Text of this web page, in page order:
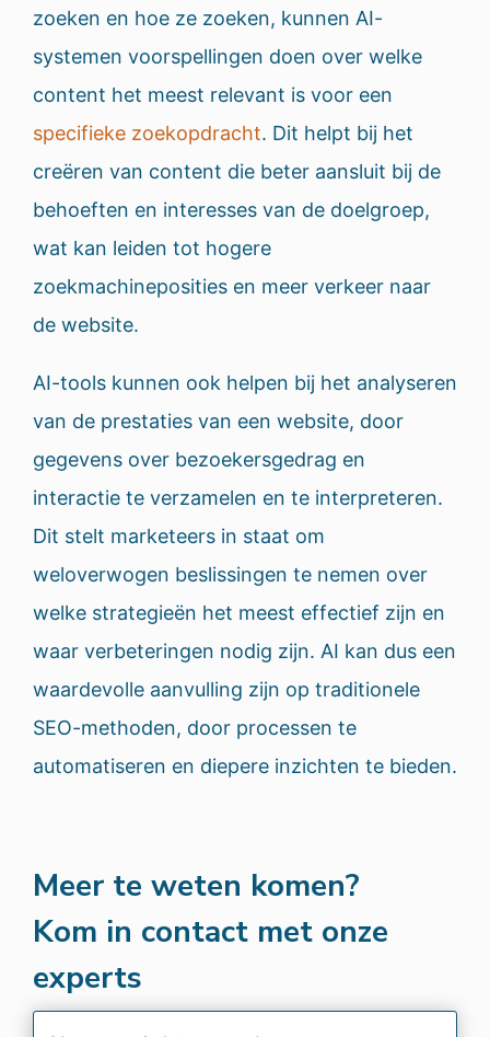
zoeken en hoe ze zoeken, kunnen AI-
systemen voorspellingen doen over welke
content het meest relevant is voor een
specifieke zoekopdracht. Dit helpt bij het
creëren van content die beter aansluit bij de
behoeften en interesses van de doelgroep,
wat kan leiden tot hogere
zoekmachineposities en meer verkeer naar
de website.
AI-tools kunnen ook helpen bij het analyseren
van de prestaties van een website, door
gegevens over bezoekersgedrag en
interactie te verzamelen en te interpreteren.
Dit stelt marketeers in staat om
weloverwogen beslissingen te nemen over
welke strategieën het meest effectief zijn en
waar verbeteringen nodig zijn. AI kan dus een
waardevolle aanvulling zijn op traditionele
SEO-methoden, door processen te
automatiseren en diepere inzichten te bieden.
Meer te weten komen?
Kom in contact met onze
experts